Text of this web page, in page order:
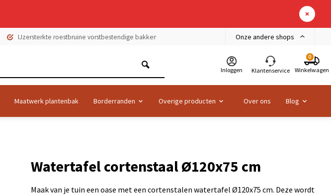
IJzersterkte roestbruine vorstbestendige bakken Onze andere shops
Inloggen Klantenservice
0
Winkelwagen
Maatwerk plantenbak Borderranden Overige producten Over ons Blog
Watertafel cortenstaal Ø120x75 cm
Maak van je tuin een oase met een cortenstalen watertafel Ø120x75 cm. Deze wordt